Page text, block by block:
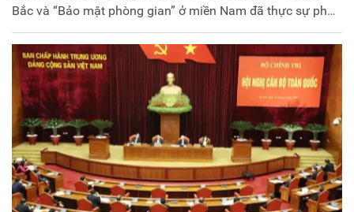
Bắc và “Bảo mật phòng gian” ở miền Nam đã thực sự phát
huy sức mạnh của cả hệ thống chính trị và sức mạnh của
toàn dân trong công tác bảo vệ ANTT, góp phần bảo vệ
miền Bắc xã hội chủ nghĩa (XHCN), đấu tranh giải phóng
hoàn toàn miền Nam, thống nhất đất nước.